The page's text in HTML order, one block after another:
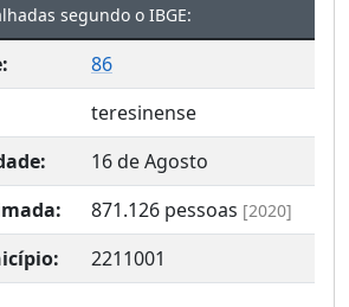
segundo o IBGE:
86
teresinense
16 de Agosto
871.126 pessoas [2020]
2211001